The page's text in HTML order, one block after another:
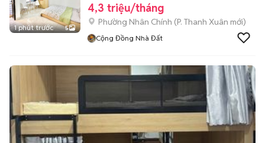
1 phút trước 5
4,3 triệu/tháng
Phường Nhân Chính (P. Thanh Xuân mới)
Cộng Đồng Nhà Đất